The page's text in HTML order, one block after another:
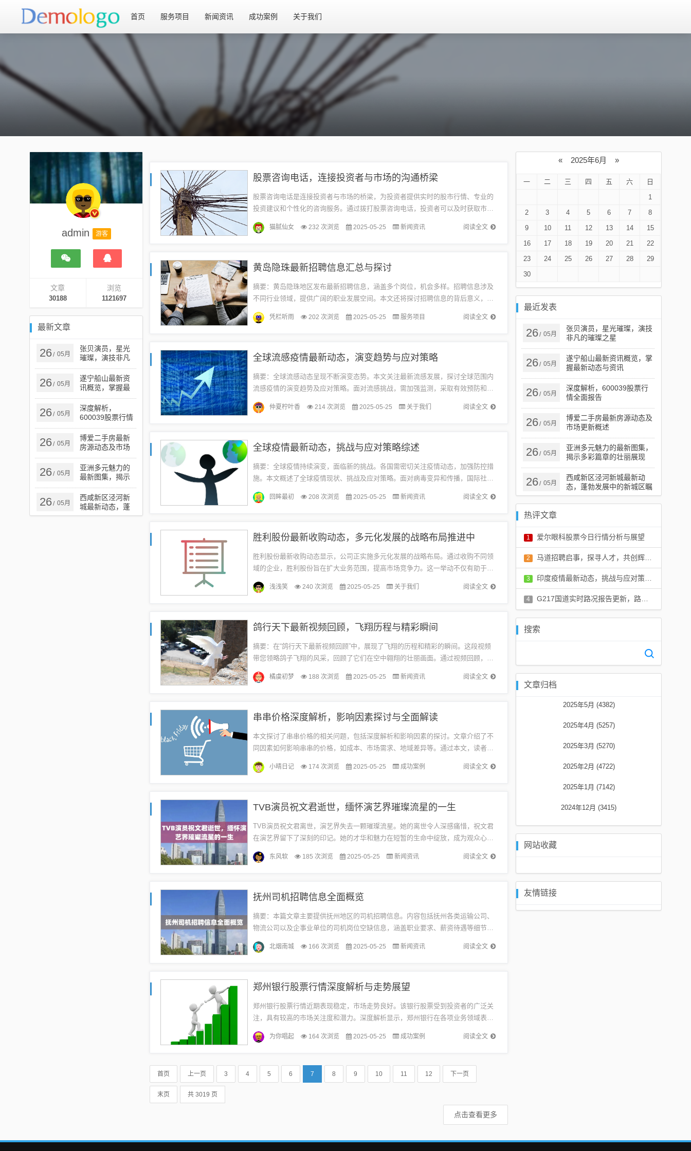
首页 服务项目 新闻资讯 成功案例 关于我们
admin 游客
文章
30188
浏览
1121697
最新文章
26/ 05月
张贝演员，星光
璀璨，演技非凡
的璀璨之星
26/ 05月
遂宁船山最新资
讯概览，掌握最
新动态与资讯
26/ 05月
深度解析，
600039股票行情
全面报告
26/ 05月
博爱二手房最新
房源动态及市场
更新概述
26/ 05月
亚洲多元魅力的
最新图集，揭示
多彩篇章的壮丽
展现
26/ 05月
西咸新区泾河新
城最新动态，蓬
勃发展中的新城
股票咨询电话，连接投资者与市场的沟通桥梁
股票咨询电话是连接投资者与市场的桥梁，为投资者提供实时的股市行情、专业的
投资建议和个性化的咨询服务。通过拨打股票咨询电话，投资者可以及时获取市场
动态信息，了解股票交易的相关知识和技巧，以便做出明智的投资决策。这些电
话...
阅读全文
猫腻仙女 232 次浏览 2025-05-25 新闻资讯
黄岛隐珠最新招聘信息汇总与探讨
摘要：黄岛隐珠地区发布最新招聘信息，涵盖多个岗位，机会多样。招聘信息涉及
不同行业领域，提供广阔的职业发展空间。本文还将探讨招聘信息的背后意义，包
括地区经济发展、人才需求等。关注黄岛隐珠最新招聘信息，了解地区就业市场
动...
阅读全文
凭栏听雨 202 次浏览 2025-05-25 服务项目
全球流感疫情最新动态，演变趋势与应对策略
摘要：全球流感动态呈现不断演变态势。本文关注最新流感发展，探讨全球范围内
流感疫情的演变趋势及应对策略。面对流感挑战，需加强监测，采取有效预防和应
对措施，以减缓疫情传播，保障公众健康。全球流感疫情概况随着全球化和气候
变...
阅读全文
仲夏柠叶香 214 次浏览 2025-05-25 关于我们
全球疫情最新动态，挑战与应对策略综述
摘要：全球疫情持续演变，面临新的挑战。各国需密切关注疫情动态，加强防控措
施。本文概述了全球疫情现状、挑战及应对策略。面对病毒变异和传播，国际社会
应加强合作，提高疫苗接种率，加强医疗资源配置，并推动科学研究，共同应对
疫...
阅读全文
回眸最初 208 次浏览 2025-05-25 新闻资讯
胜利股份最新收购动态，多元化发展的战略布局推进中
胜利股份最新收购动态显示，公司正实施多元化发展的战略布局。通过收购不同领
域的企业，胜利股份旨在扩大业务范围，提高市场竞争力。这一举动不仅有助于公
司实现持续增长，还将为股东创造更多价值。收购活动标志着胜利股份的战略转
型...
阅读全文
浅浅笑 240 次浏览 2025-05-25 关于我们
鸽行天下最新视频回顾，飞翔历程与精彩瞬间
摘要：在“鸽行天下最新视频回顾”中，展现了飞翔的历程和精彩的瞬间。这段视频
带您领略鸽子飞翔的风采，回顾了它们在空中翱翔的壮丽画面。通过视频回顾，您
可以感受到飞翔的魅力和精彩瞬间所带来的震撼。飞翔的历程：从梦想起航到翱...
阅读全文
橘虞初梦 188 次浏览 2025-05-25 新闻资讯
串串价格深度解析，影响因素探讨与全面解读
本文探讨了串串价格的相关问题，包括深度解析和影响因素的探讨。文章介绍了不
同因素如何影响串串的价格，如成本、市场需求、地域差异等。通过本文，读者可
以更好地了解串串价格背后的因素，以便做出更明智的消费决策。也为串串行业
的...
阅读全文
小晴日记 174 次浏览 2025-05-25 成功案例
TVB演员祝文君逝世，缅怀演艺界璀璨流星的一生
TVB演员祝文君离世，演艺界失去一颗璀璨流星。她的离世令人深感痛惜，祝文君
在演艺界留下了深刻的印记。她的才华和魅力在短暂的生命中绽放，成为观众心中
的永恒记忆。我们对她的离世表示哀悼，同时也怀念她在演艺界的精彩表现。生...
阅读全文
东风软 185 次浏览 2025-05-25 新闻资讯
抚州司机招聘信息全面概览
摘要：本篇文章主要提供抚州地区的司机招聘信息。内容包括抚州各类运输公司、
物流公司以及企事业单位的司机岗位空缺信息，涵盖职业要求、薪资待遇等细节。
文章旨在为寻找司机工作的求职者提供概览，帮助他们了解抚州地区的司机招聘
市...
阅读全文
北烟南城 166 次浏览 2025-05-25 新闻资讯
郑州银行股票行情深度解析与走势展望
郑州银行股票行情近期表现稳定，市场走势良好。该银行股票受到投资者的广泛关
注，具有较高的市场关注度和潜力。深度解析显示，郑州银行在各项业务领域表现
稳健，财务状况良好，未来发展前景广阔。投资者可关注该银行股票行情，谨慎
决...
阅读全文
为你唱起 164 次浏览 2025-05-25 成功案例
首页 上一页 3 4 5 6 7 8 9 10 11 12 下一页
末页 共 3019 页
点击查看更多
« 2025年6月 »
一 二 三 四 五 六
日
1
2
3 4 5 6 7
8
9
10 11 12 13 14
15
16
17 18 19 20 21
22
23
24 25 26 27 28
29
30
最近发表
26/ 05月
张贝演员，星光璀璨，演技
非凡的璀璨之星
26/ 05月
遂宁船山最新资讯概览，掌
握最新动态与资讯
26/ 05月
深度解析，600039股票行
情全面报告
26/ 05月
博爱二手房最新房源动态及
市场更新概述
26/ 05月
亚洲多元魅力的最新图集，
揭示多彩篇章的壮丽展现
26/ 05月
西咸新区泾河新城最新动
态，蓬勃发展中的新城区瞩
目之处
热评文章
1 爱尔眼科股票今日行情分析与展望
评论：0 条
2 马道招聘启事，探寻人才，共创辉煌未来
评论：0 条
3 印度疫情最新动态，挑战与应对策略的最新进展
评论：0 条
4 G217国道实时路况报告更新，路况信息及交通状况分析
搜索
文章归档
2025年5月 (4382)
2025年4月 (5257)
2025年3月 (5270)
2025年2月 (4722)
2025年1月 (7142)
2024年12月 (3415)
网站收藏
友情链接